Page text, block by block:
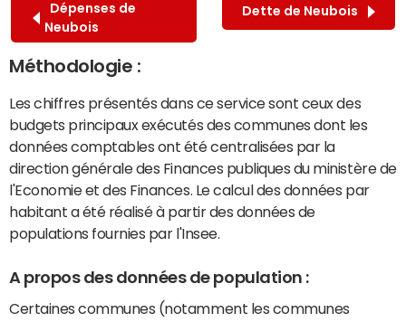
Dépenses de
Neubois
Dette de Neubois
Méthodologie :
Les chiffres présentés dans ce service sont ceux des
budgets principaux exécutés des communes dont les
données comptables ont été centralisées par la
direction générale des Finances publiques du ministère de
l'Economie et des Finances. Le calcul des données par
habitant a été réalisé à partir des données de
populations fournies par l'Insee.
A propos des données de population :
Certaines communes (notamment les communes